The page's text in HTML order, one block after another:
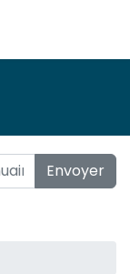
Envoyer